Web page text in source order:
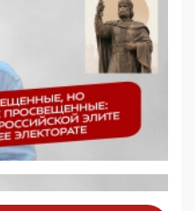
Минцифры намерено
право
объекты от
борца с